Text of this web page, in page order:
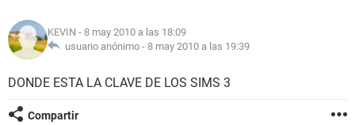
KEVIN - 8 may 2010 a las 18:09
usuario anónimo - 8 may 2010 a las 19:39
DONDE ESTA LA CLAVE DE LOS SIMS 3
Compartir